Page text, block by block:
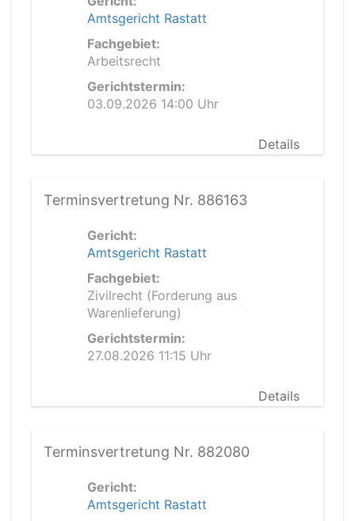
Amtsgericht Rastatt
Fachgebiet:
Arbeitsrecht
Gerichtstermin:
03.09.2026 14:00 Uhr
Details
Terminsvertretung Nr. 886163
Gericht:
Amtsgericht Rastatt
Fachgebiet:
Zivilrecht (Forderung aus
Warenlieferung)
Gerichtstermin:
27.08.2026 11:15 Uhr
Details
Terminsvertretung Nr. 882080
Gericht:
Amtsgericht Rastatt